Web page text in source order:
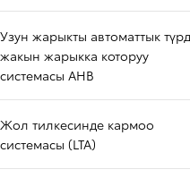
Узун жарыкты автоматтык
жакын жарыкка которуу
системасы AHB
Жол тилкесинде кармоо
системасы (LTA)